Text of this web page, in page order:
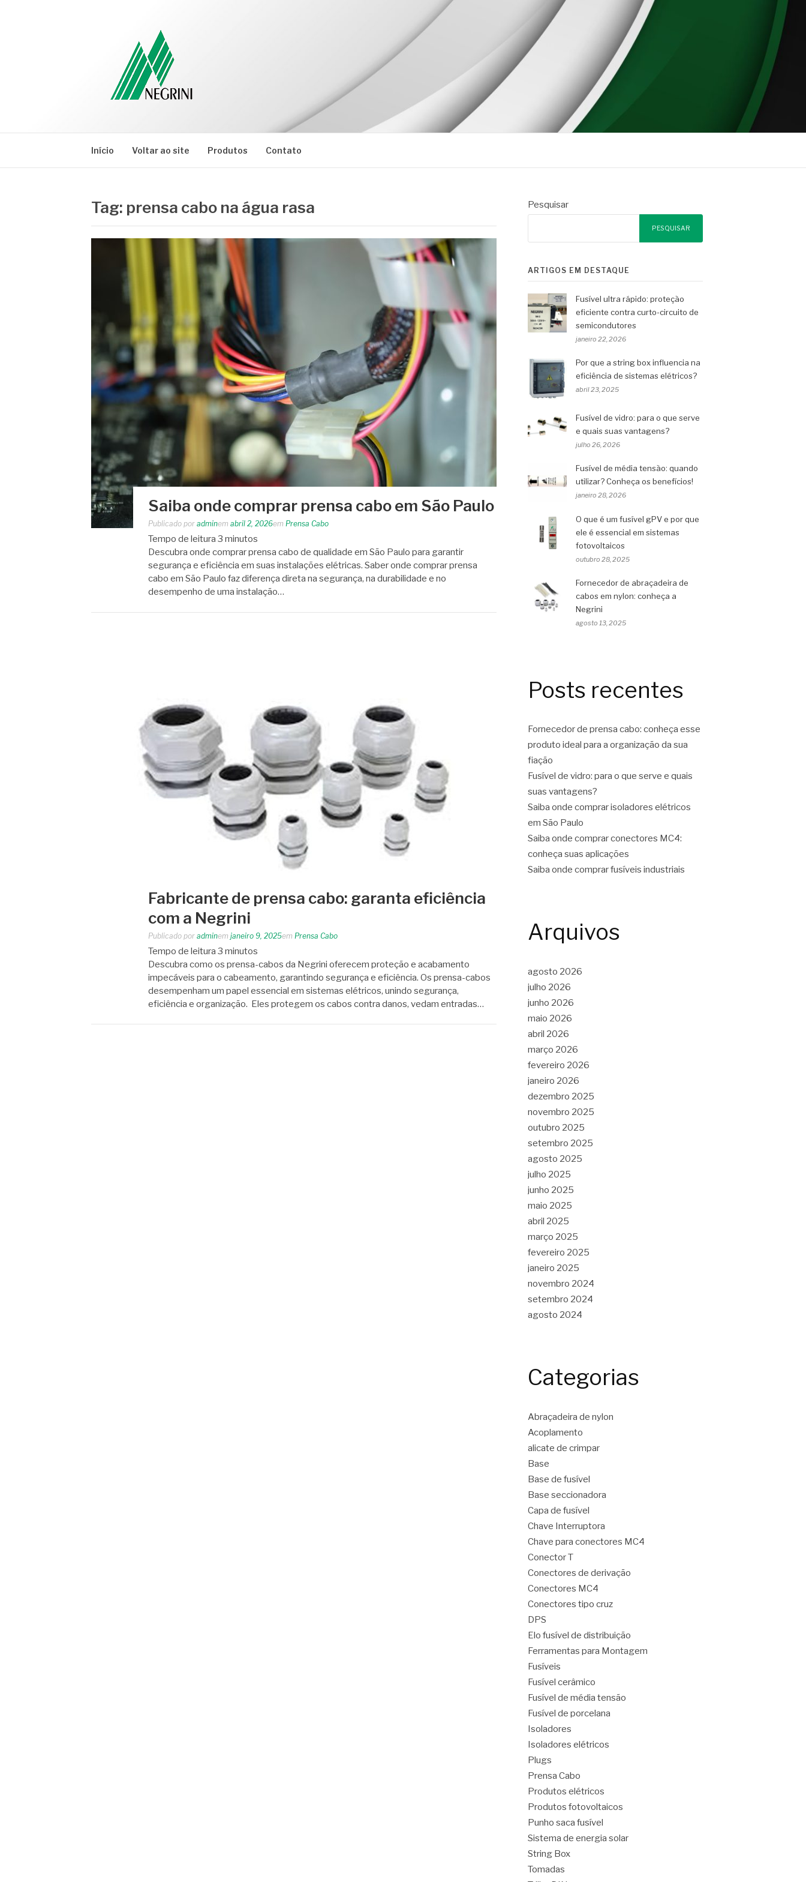
Início Voltar ao site Produtos Contato
Tag: prensa cabo na água rasa
Saiba onde comprar prensa cabo em São Paulo
Publicado por adminem abril 2, 2026em Prensa Cabo
Tempo de leitura 3 minutos
Descubra onde comprar prensa cabo de qualidade em São Paulo para garantir
segurança e eficiência em suas instalações elétricas. Saber onde comprar prensa
cabo em São Paulo faz diferença direta na segurança, na durabilidade e no
desempenho de uma instalação…
Fabricante de prensa cabo: garanta eficiência
com a Negrini
Publicado por adminem janeiro 9, 2025em Prensa Cabo
Tempo de leitura 3 minutos
Descubra como os prensa-cabos da Negrini oferecem proteção e acabamento
impecáveis para o cabeamento, garantindo segurança e eficiência. Os prensa-cabos
desempenham um papel essencial em sistemas elétricos, unindo segurança,
eficiência e organização. Eles protegem os cabos contra danos, vedam entradas…
Pesquisar
PESQUISAR
ARTIGOS EM DESTAQUE
Fusível ultra rápido: proteção
eficiente contra curto-circuito de
semicondutores
janeiro 22, 2026
Por que a string box influencia na
eficiência de sistemas elétricos?
abril 23, 2025
Fusível de vidro: para o que serve
e quais suas vantagens?
julho 26, 2026
Fusível de média tensão: quando
utilizar? Conheça os benefícios!
janeiro 28, 2026
O que é um fusível gPV e por que
ele é essencial em sistemas
fotovoltaicos
outubro 28, 2025
Fornecedor de abraçadeira de
cabos em nylon: conheça a
Negrini
agosto 13, 2025
Posts recentes
Fornecedor de prensa cabo: conheça esse
produto ideal para a organização da sua
fiação
Fusível de vidro: para o que serve e quais
suas vantagens?
Saiba onde comprar isoladores elétricos
em São Paulo
Saiba onde comprar conectores MC4:
conheça suas aplicações
Saiba onde comprar fusíveis industriais
Arquivos
agosto 2026
julho 2026
junho 2026
maio 2026
abril 2026
março 2026
fevereiro 2026
janeiro 2026
dezembro 2025
novembro 2025
outubro 2025
setembro 2025
agosto 2025
julho 2025
junho 2025
maio 2025
abril 2025
março 2025
fevereiro 2025
janeiro 2025
novembro 2024
setembro 2024
agosto 2024
Categorias
Abraçadeira de nylon
Acoplamento
alicate de crimpar
Base
Base de fusível
Base seccionadora
Capa de fusível
Chave Interruptora
Chave para conectores MC4
Conector T
Conectores de derivação
Conectores MC4
Conectores tipo cruz
DPS
Elo fusível de distribuição
Ferramentas para Montagem
Fusíveis
Fusível cerâmico
Fusível de média tensão
Fusível de porcelana
Isoladores
Isoladores elétricos
Plugs
Prensa Cabo
Produtos elétricos
Produtos fotovoltaicos
Punho saca fusível
Sistema de energia solar
String Box
Tomadas